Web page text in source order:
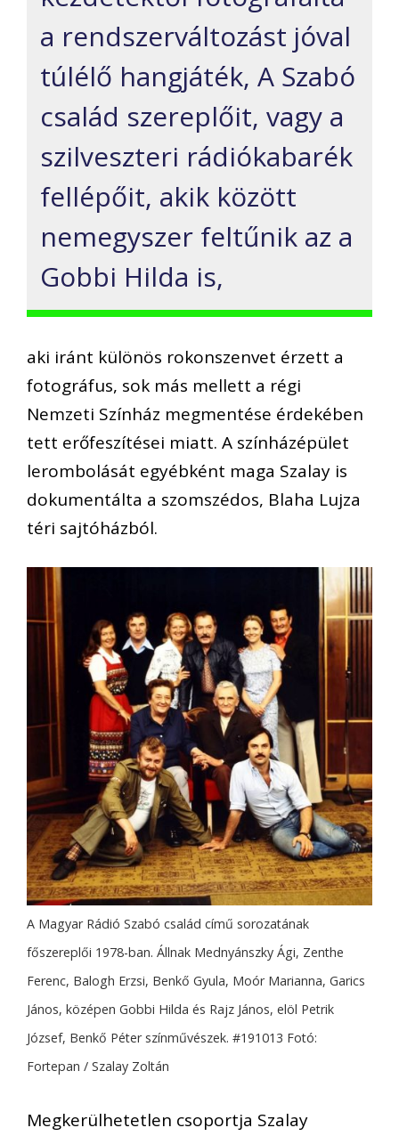
a rendszerváltozást jóval
túlélő hangjáték, A Szabó
család szereplőit, vagy a
szilveszteri rádiókabarék
fellépőit, akik között
nemegyszer feltűnik az a
Gobbi Hilda is,
aki iránt különös rokonszenvet érzett a
fotográfus, sok más mellett a régi
Nemzeti Színház megmentése érdekében
tett erőfeszítései miatt. A színházépület
lerombolását egyébként maga Szalay is
dokumentálta a szomszédos, Blaha Lujza
téri sajtóházból.
A Magyar Rádió Szabó család című sorozatának
főszereplői 1978-ban. Állnak Mednyánszky Ági, Zenthe
Ferenc, Balogh Erzsi, Benkő Gyula, Moór Marianna, Garics
János, középen Gobbi Hilda és Rajz János, elöl Petrik
József, Benkő Péter színművészek. #191013 Fotó:
Fortepan / Szalay Zoltán
Megkerülhetetlen csoportja Szalay